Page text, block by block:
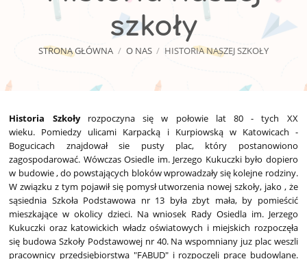
szkoły
STRONA GŁÓWNA / O NAS / HISTORIA NASZEJ SZKOŁY
Historia
naszej
szkoły
Historia Szkołyrozpoczyna się w połowie lat 80 - tych XX
wieku. Pomiedzy ulicami Karpacką i Kurpiowską w Katowicach -
Bogucicach znajdował sie pusty plac, który postanowiono
zagospodarować. Wówczas Osiedle im. Jerzego Kukuczki było dopiero
w budowie , do powstających bloków wprowadzały się kolejne rodziny.
W związku z tym pojawił się pomysł utworzenia nowej szkoły, jako , że
sąsiednia Szkoła Podstawowa nr 13 była zbyt mała, by pomieścić
mieszkające w okolicy dzieci. Na wniosek Rady Osiedla im. Jerzego
Kukuczki oraz katowickich władz oświatowych i miejskich rozpoczęła
się budowa Szkoły Podstawowej nr 40. Na wspomniany juz plac weszli
pracownicy przedsiębiorstwa "FABUD" i rozpoczęli prace budowlane.